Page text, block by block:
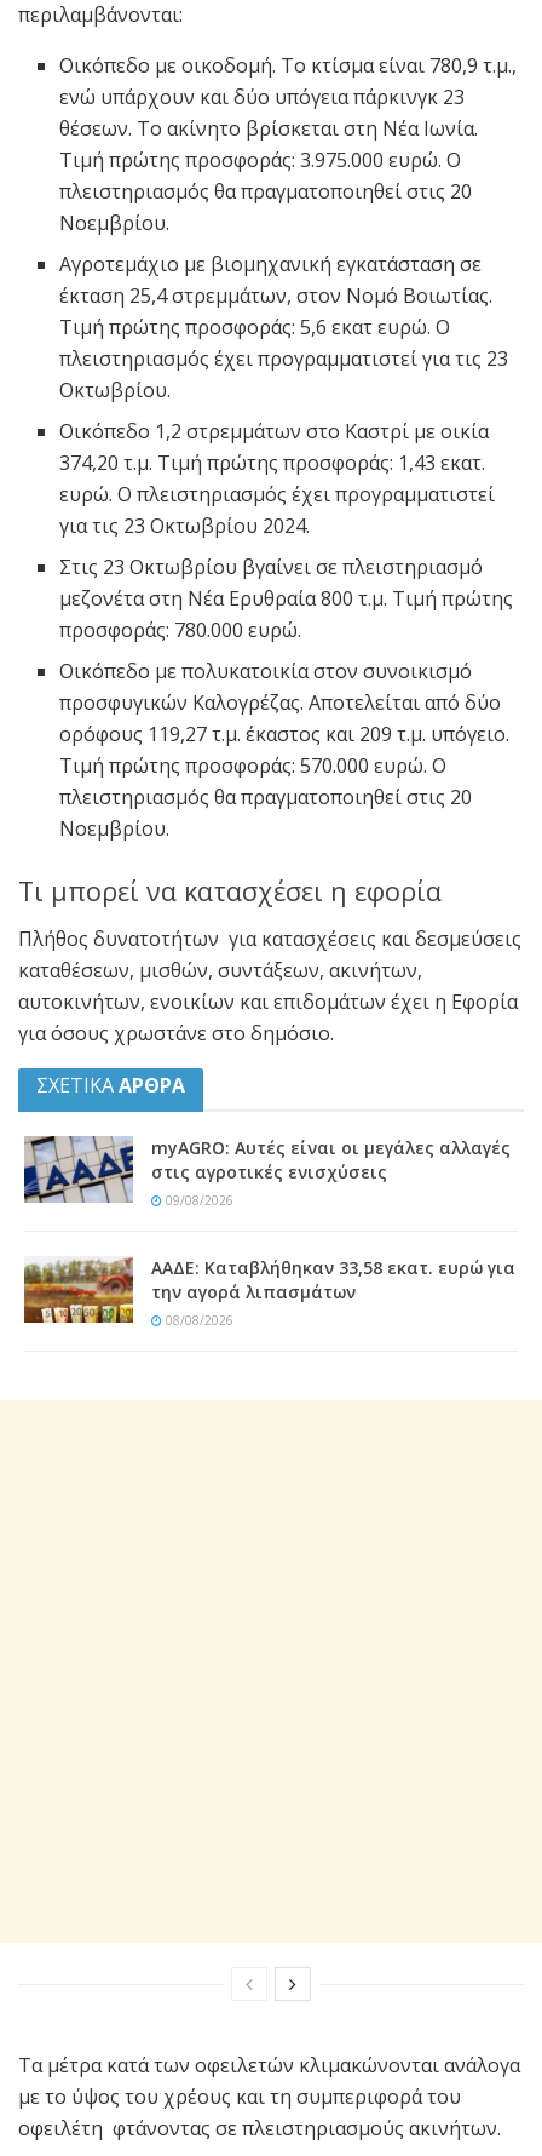
περιλαμβάνονται:
Οικόπεδο με οικοδομή. Το κτίσμα είναι 780,9 τ.μ.,
ενώ υπάρχουν και δύο υπόγεια πάρκινγκ 23
θέσεων. Το ακίνητο βρίσκεται στη Νέα Ιωνία.
Τιμή πρώτης προσφοράς: 3.975.000 ευρώ. Ο
πλειστηριασμός θα πραγματοποιηθεί στις 20
Νοεμβρίου.
Αγροτεμάχιο με βιομηχανική εγκατάσταση σε
έκταση 25,4 στρεμμάτων, στον Νομό Βοιωτίας.
Τιμή πρώτης προσφοράς: 5,6 εκατ ευρώ. Ο
πλειστηριασμός έχει προγραμματιστεί για τις 23
Οκτωβρίου.
Οικόπεδο 1,2 στρεμμάτων στο Καστρί με οικία
374,20 τ.μ. Τιμή πρώτης προσφοράς: 1,43 εκατ.
ευρώ. Ο πλειστηριασμός έχει προγραμματιστεί
για τις 23 Οκτωβρίου 2024.
Στις 23 Οκτωβρίου βγαίνει σε πλειστηριασμό
μεζονέτα στη Νέα Ερυθραία 800 τ.μ. Τιμή πρώτης
προσφοράς: 780.000 ευρώ.
Οικόπεδο με πολυκατοικία στον συνοικισμό
προσφυγικών Καλογρέζας. Αποτελείται από δύο
ορόφους 119,27 τ.μ. έκαστος και 209 τ.μ. υπόγειο.
Τιμή πρώτης προσφοράς: 570.000 ευρώ. Ο
πλειστηριασμός θα πραγματοποιηθεί στις 20
Νοεμβρίου.
Tι μπορεί να κατασχέσει η εφορία
Πλήθος δυνατοτήτων για κατασχέσεις και δεσμεύσεις
καταθέσεων, μισθών, συντάξεων, ακινήτων,
αυτοκινήτων, ενοικίων και επιδομάτων έχει η Εφορία
για όσους χρωστάνε στο δημόσιο.
ΣΧΕΤΙΚΑΑΡΘΡΑ
myAGRO: Αυτές είναι οι μεγάλες αλλαγές
στις αγροτικές ενισχύσεις
09/08/2026
ΑΑΔΕ: Kαταβλήθηκαν 33,58 εκατ. ευρώ για
την αγορά λιπασμάτων
08/08/2026
Τα μέτρα κατά των οφειλετών κλιμακώνονται ανάλογα
με το ύψος του χρέους και τη συμπεριφορά του
οφειλέτη φτάνοντας σε πλειστηριασμούς ακινήτων.